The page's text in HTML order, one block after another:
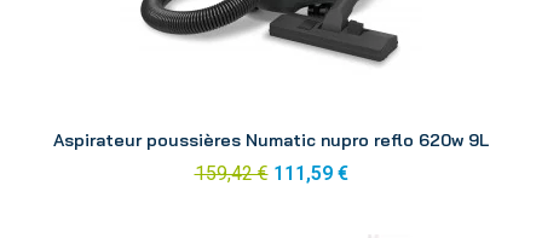
Aspirateur poussières Numatic nupro reflo 620w 9L
159,42 € 111,59 €